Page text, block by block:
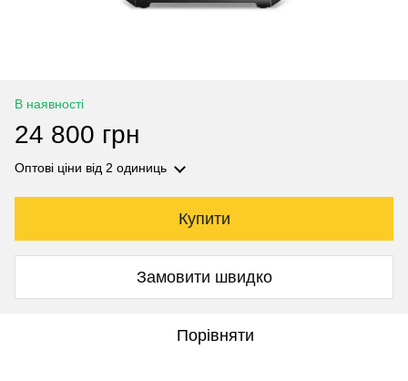
В наявності
24 800 грн
Оптові ціни від 2 одиниць
Купити
Замовити швидко
Порівняти